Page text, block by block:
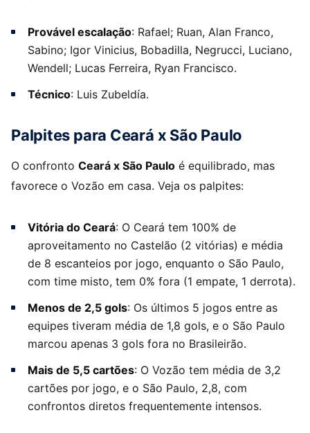
Provável escalação: Rafael; Ruan, Alan Franco,
Sabino; Igor Vinicius, Bobadilla, Negrucci, Luciano,
Wendell; Lucas Ferreira, Ryan Francisco.
Técnico: Luis Zubeldía.
Palpites para Ceará x São Paulo
O confronto Ceará x São Paulo é equilibrado, mas
favorece o Vozão em casa. Veja os palpites:
Vitória do Ceará: O Ceará tem 100% de
aproveitamento no Castelão (2 vitórias) e média
de 8 escanteios por jogo, enquanto o São Paulo,
com time misto, tem 0% fora (1 empate, 1 derrota).
Menos de 2,5 gols: Os últimos 5 jogos entre as
equipes tiveram média de 1,8 gols, e o São Paulo
marcou apenas 3 gols fora no Brasileirão.
Mais de 5,5 cartões: O Vozão tem média de 3,2
cartões por jogo, e o São Paulo, 2,8, com
confrontos diretos frequentemente intensos.